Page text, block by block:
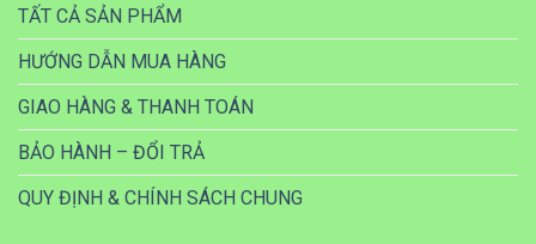
TẤT CẢ SẢN PHẨM
HƯỚNG DẪN MUA HÀNG
GIAO HÀNG & THANH TOÁN
BẢO HÀNH – ĐỔI TRẢ
QUY ĐỊNH & CHÍNH SÁCH CHUNG